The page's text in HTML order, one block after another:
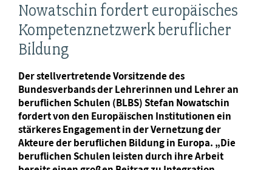
Nowatschin fordert europäisches
Kompetenznetzwerk beruflicher
Bildung
Der stellvertretende Vorsitzende des
Bundesverbands der Lehrerinnen und Lehrer an
beruflichen Schulen (BLBS) Stefan Nowatschin
fordert von den Europäischen Institutionen ein
stärkeres Engagement in der Vernetzung der
Akteure der beruflichen Bildung in Europa. „Die
beruflichen Schulen leisten durch ihre Arbeit